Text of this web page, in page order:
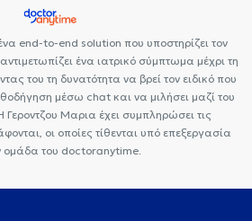
end-to-end solution που υποστηρίζει τον
ένα ιατρικό σύμπτωμα μέχρι τη
του τη δυνατότητα να βρεί τον ειδικό που
μέσω chat και να μιλήσει μαζί του
Γεροντζου Μαρια έχει συμπληρώσει τις
οι οποίες τίθενται υπό επεξεργασία
ομάδα του doctoranytime.